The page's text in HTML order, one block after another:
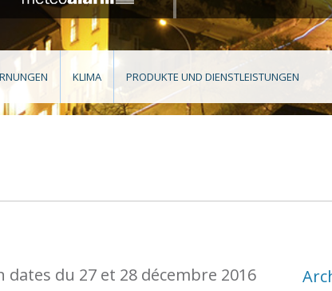
KLIMA PRODUKTE UND DIENSTLEISTUNGEN
du 27 et 28 décembre 2016